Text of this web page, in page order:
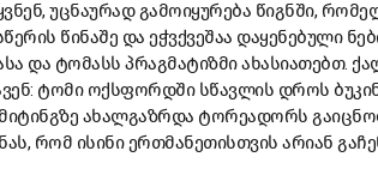
უცნაურად გამოიყურება წიგნში,
წინაშე და ეჭვქვეშაა დაყენებული
და ტომასს პრაგმატიზმი ახასიათებთ.
ტომი ოქსფორდში სწავლის დროს
ახალგაზრდა ტორეადორს
რომ ისინი ერთმანეთისთვის არიან